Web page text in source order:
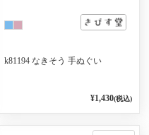
k81194 なきそう 手ぬぐい
¥1,430(税込)